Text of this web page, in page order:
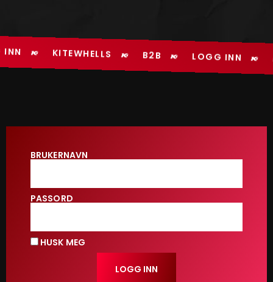
INN KITEWHELLS B2B LOGG INN
BRUKERNAVN
PASSORD
HUSK MEG
LOGG INN